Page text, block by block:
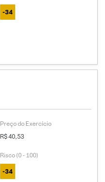
-34
Preço do Exercício
R$ 40,53
Risco (0 - 100)
-34